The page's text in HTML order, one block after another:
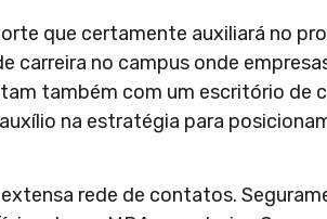
que certamente auxiliará no
carreira no campus onde
também com um escritório de
na estratégia para
rede de contatos.